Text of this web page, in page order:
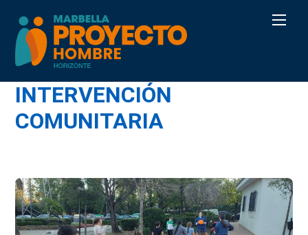
content
INTERVENCIÓN
COMUNITARIA